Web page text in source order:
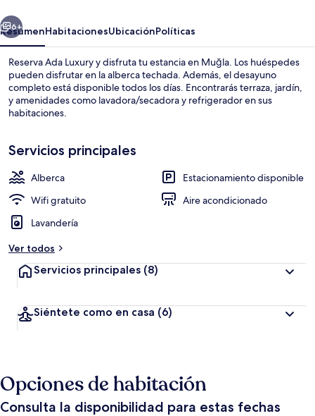
Terraza o patio
Siguiente
6+
ResumenHabitacionesUbicaciónPolíticas
Reserva Ada Luxury y disfruta tu estancia en Muğla. Los huéspedes
pueden disfrutar en la alberca techada. Además, el desayuno
completo está disponible todos los días. Encontrarás terraza, jardín,
y amenidades como lavadora/secadora y refrigerador en sus
habitaciones.
Servicios principales
Alberca
Estacionamiento disponible
Wifi gratuito
Aire acondicionado
Lavandería
Ver todos
Servicios principales (8)
Siéntete como en casa (6)
Opciones de habitación
Consulta la disponibilidad para estas fechas